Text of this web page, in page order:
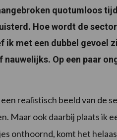
quotumloos
Hoe wordt de
met een dubbel gevoel
Op een paar
realistisch beeld van de
Maar ook daarbij plaats ik
onthoornd, komt het